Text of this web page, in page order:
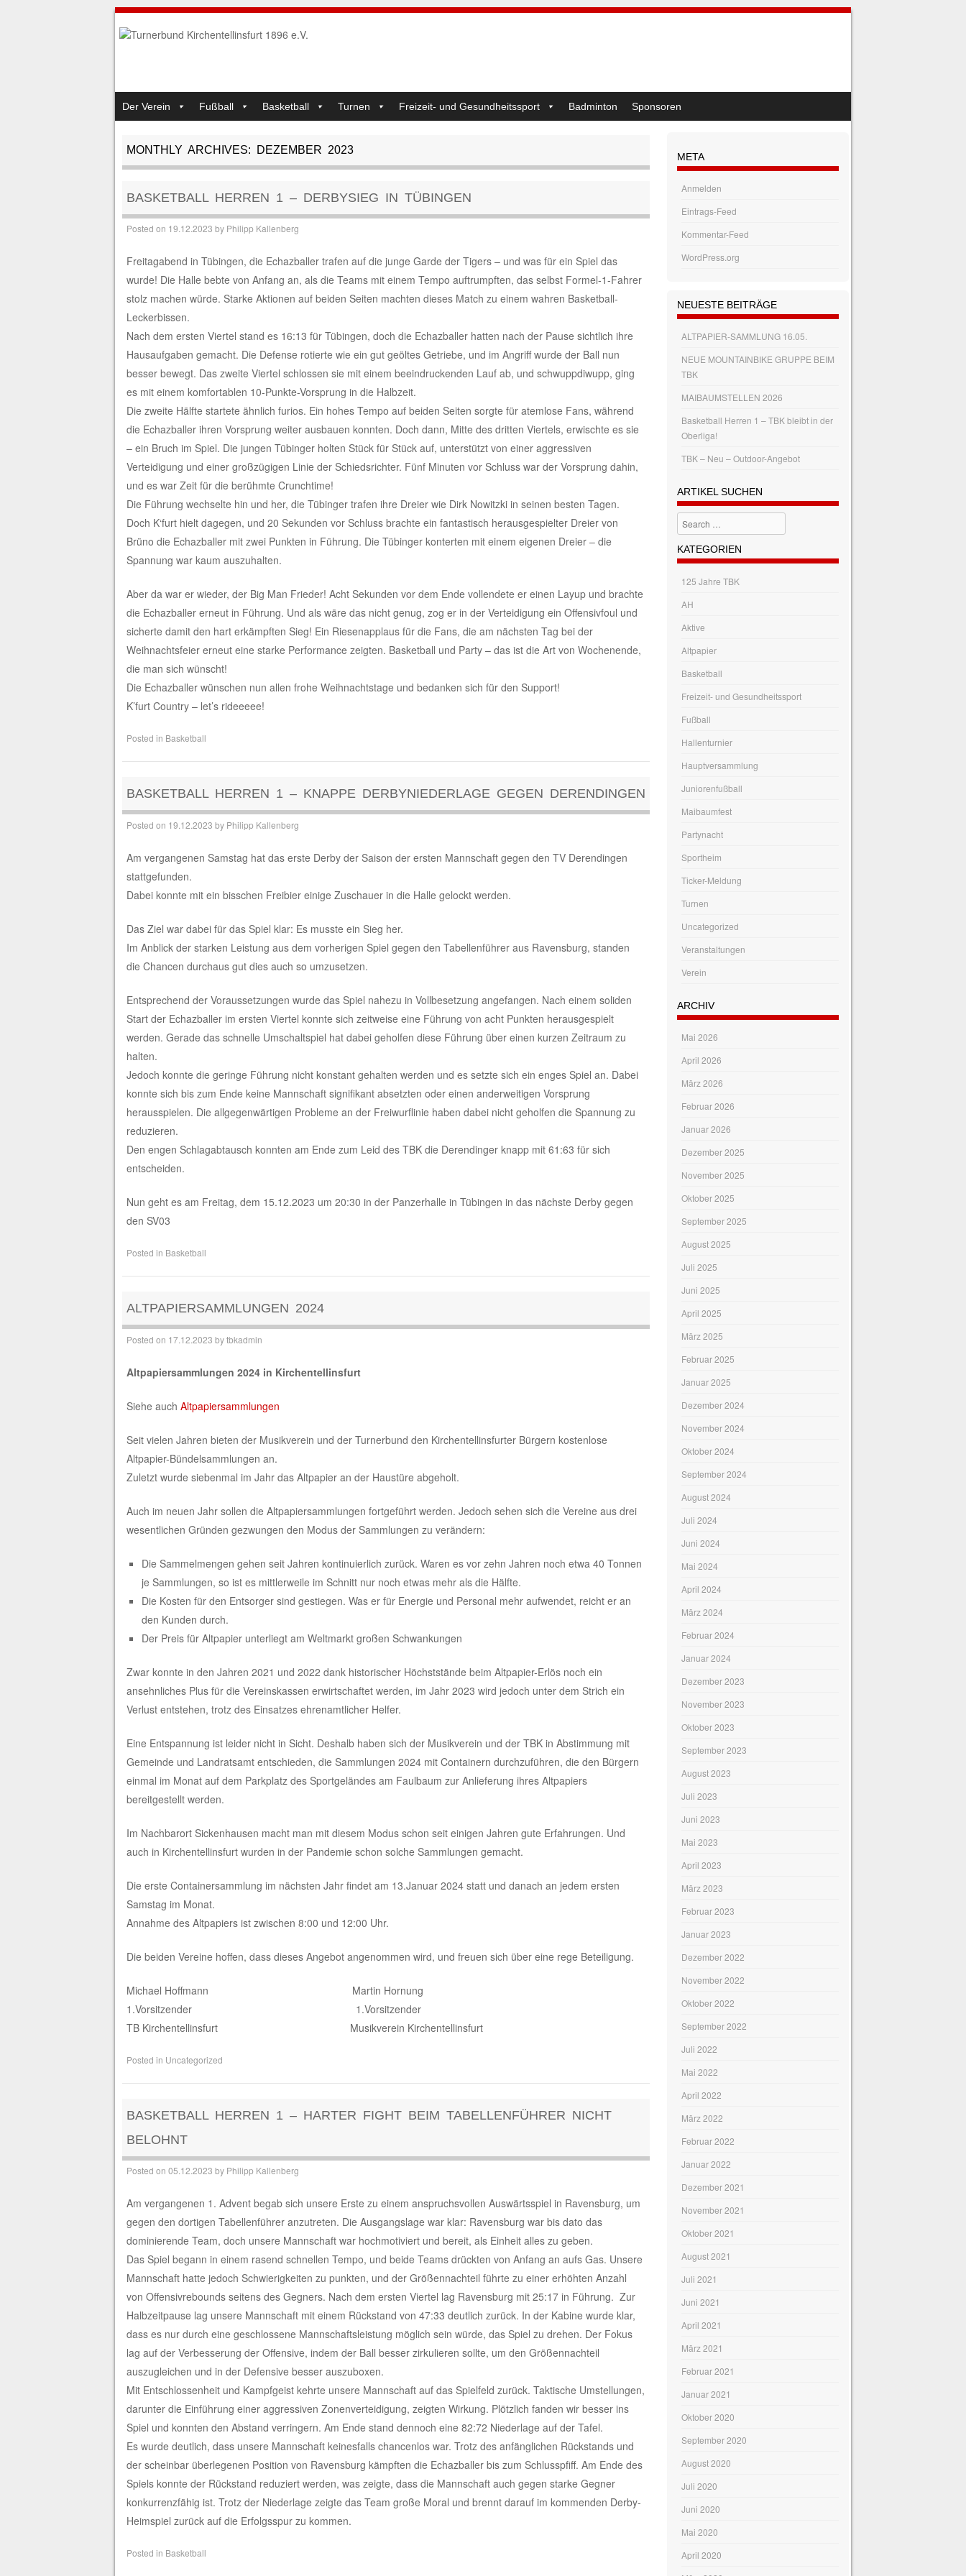
MENU
SKIP TO CONTENT
Der Verein Fußball Basketball Turnen Freizeit- und Gesundheitssport Badminton Sponsoren
MONTHLY ARCHIVES: DEZEMBER 2023
BASKETBALL HERREN 1 – DERBYSIEG IN TÜBINGEN
Posted on 19.12.2023 by Philipp Kallenberg
Freitagabend in Tübingen, die Echazballer trafen auf die junge Garde der Tigers – und was für ein Spiel das
wurde! Die Halle bebte von Anfang an, als die Teams mit einem Tempo auftrumpften, das selbst Formel-1-Fahrer
stolz machen würde. Starke Aktionen auf beiden Seiten machten dieses Match zu einem wahren Basketball-
Leckerbissen.
Nach dem ersten Viertel stand es 16:13 für Tübingen, doch die Echazballer hatten nach der Pause sichtlich ihre
Hausaufgaben gemacht. Die Defense rotierte wie ein gut geöltes Getriebe, und im Angriff wurde der Ball nun
besser bewegt. Das zweite Viertel schlossen sie mit einem beeindruckenden Lauf ab, und schwuppdiwupp, ging
es mit einem komfortablen 10-Punkte-Vorsprung in die Halbzeit.
Die zweite Hälfte startete ähnlich furios. Ein hohes Tempo auf beiden Seiten sorgte für atemlose Fans, während
die Echazballer ihren Vorsprung weiter ausbauen konnten. Doch dann, Mitte des dritten Viertels, erwischte es sie
– ein Bruch im Spiel. Die jungen Tübinger holten Stück für Stück auf, unterstützt von einer aggressiven
Verteidigung und einer großzügigen Linie der Schiedsrichter. Fünf Minuten vor Schluss war der Vorsprung dahin,
und es war Zeit für die berühmte Crunchtime!
Die Führung wechselte hin und her, die Tübinger trafen ihre Dreier wie Dirk Nowitzki in seinen besten Tagen.
Doch K‘furt hielt dagegen, und 20 Sekunden vor Schluss brachte ein fantastisch herausgespielter Dreier von
Brüno die Echazballer mit zwei Punkten in Führung. Die Tübinger konterten mit einem eigenen Dreier – die
Spannung war kaum auszuhalten.
Aber da war er wieder, der Big Man Frieder! Acht Sekunden vor dem Ende vollendete er einen Layup und brachte
die Echazballer erneut in Führung. Und als wäre das nicht genug, zog er in der Verteidigung ein Offensivfoul und
sicherte damit den hart erkämpften Sieg! Ein Riesenapplaus für die Fans, die am nächsten Tag bei der
Weihnachtsfeier erneut eine starke Performance zeigten. Basketball und Party – das ist die Art von Wochenende,
die man sich wünscht!
Die Echazballer wünschen nun allen frohe Weihnachtstage und bedanken sich für den Support!
K’furt Country – let’s rideeeee!
Posted in Basketball
BASKETBALL HERREN 1 – KNAPPE DERBYNIEDERLAGE GEGEN DERENDINGEN
Posted on 19.12.2023 by Philipp Kallenberg
Am vergangenen Samstag hat das erste Derby der Saison der ersten Mannschaft gegen den TV Derendingen
stattgefunden.
Dabei konnte mit ein bisschen Freibier einige Zuschauer in die Halle gelockt werden.
Das Ziel war dabei für das Spiel klar: Es musste ein Sieg her.
Im Anblick der starken Leistung aus dem vorherigen Spiel gegen den Tabellenführer aus Ravensburg, standen
die Chancen durchaus gut dies auch so umzusetzen.
Entsprechend der Voraussetzungen wurde das Spiel nahezu in Vollbesetzung angefangen. Nach einem soliden
Start der Echazballer im ersten Viertel konnte sich zeitweise eine Führung von acht Punkten herausgespielt
werden. Gerade das schnelle Umschaltspiel hat dabei geholfen diese Führung über einen kurzen Zeitraum zu
halten.
Jedoch konnte die geringe Führung nicht konstant gehalten werden und es setzte sich ein enges Spiel an. Dabei
konnte sich bis zum Ende keine Mannschaft signifikant absetzten oder einen anderweitigen Vorsprung
herausspielen. Die allgegenwärtigen Probleme an der Freiwurflinie haben dabei nicht geholfen die Spannung zu
reduzieren.
Den engen Schlagabtausch konnten am Ende zum Leid des TBK die Derendinger knapp mit 61:63 für sich
entscheiden.
Nun geht es am Freitag, dem 15.12.2023 um 20:30 in der Panzerhalle in Tübingen in das nächste Derby gegen
den SV03
Posted in Basketball
ALTPAPIERSAMMLUNGEN 2024
Posted on 17.12.2023 bytbkadmin
Altpapiersammlungen 2024 in Kirchentellinsfurt
Siehe auch Altpapiersammlungen
Seit vielen Jahren bieten der Musikverein und der Turnerbund den Kirchentellinsfurter Bürgern kostenlose
Altpapier-Bündelsammlungen an.
Zuletzt wurde siebenmal im Jahr das Altpapier an der Haustüre abgeholt.
Auch im neuen Jahr sollen die Altpapiersammlungen fortgeführt werden. Jedoch sehen sich die Vereine aus drei
wesentlichen Gründen gezwungen den Modus der Sammlungen zu verändern:
Die Sammelmengen gehen seit Jahren kontinuierlich zurück. Waren es vor zehn Jahren noch etwa 40 Tonnen
je Sammlungen, so ist es mittlerweile im Schnitt nur noch etwas mehr als die Hälfte.
Die Kosten für den Entsorger sind gestiegen. Was er für Energie und Personal mehr aufwendet, reicht er an
den Kunden durch.
Der Preis für Altpapier unterliegt am Weltmarkt großen Schwankungen
Zwar konnte in den Jahren 2021 und 2022 dank historischer Höchststände beim Altpapier-Erlös noch ein
ansehnliches Plus für die Vereinskassen erwirtschaftet werden, im Jahr 2023 wird jedoch unter dem Strich ein
Verlust entstehen, trotz des Einsatzes ehrenamtlicher Helfer.
Eine Entspannung ist leider nicht in Sicht. Deshalb haben sich der Musikverein und der TBK in Abstimmung mit
Gemeinde und Landratsamt entschieden, die Sammlungen 2024 mit Containern durchzuführen, die den Bürgern
einmal im Monat auf dem Parkplatz des Sportgeländes am Faulbaum zur Anlieferung ihres Altpapiers
bereitgestellt werden.
Im Nachbarort Sickenhausen macht man mit diesem Modus schon seit einigen Jahren gute Erfahrungen. Und
auch in Kirchentellinsfurt wurden in der Pandemie schon solche Sammlungen gemacht.
Die erste Containersammlung im nächsten Jahr findet am 13.Januar 2024 statt und danach an jedem ersten
Samstag im Monat.
Annahme des Altpapiers ist zwischen 8:00 und 12:00 Uhr.
Die beiden Vereine hoffen, dass dieses Angebot angenommen wird, und freuen sich über eine rege Beteiligung.
Michael Hoffmann Martin Hornung
1.Vorsitzender 1.Vorsitzender
TB Kirchentellinsfurt Musikverein Kirchentellinsfurt
Posted in Uncategorized
BASKETBALL HERREN 1 – HARTER FIGHT BEIM TABELLENFÜHRER NICHT
BELOHNT
Posted on 05.12.2023 by Philipp Kallenberg
Am vergangenen 1. Advent begab sich unsere Erste zu einem anspruchsvollen Auswärtsspiel in Ravensburg, um
gegen den dortigen Tabellenführer anzutreten. Die Ausgangslage war klar: Ravensburg war bis dato das
dominierende Team, doch unsere Mannschaft war hochmotiviert und bereit, als Einheit alles zu geben.
Das Spiel begann in einem rasend schnellen Tempo, und beide Teams drückten von Anfang an aufs Gas. Unsere
Mannschaft hatte jedoch Schwierigkeiten zu punkten, und der Größennachteil führte zu einer erhöhten Anzahl
von Offensivrebounds seitens des Gegners. Nach dem ersten Viertel lag Ravensburg mit 25:17 in Führung. Zur
Halbzeitpause lag unsere Mannschaft mit einem Rückstand von 47:33 deutlich zurück. In der Kabine wurde klar,
dass es nur durch eine geschlossene Mannschaftsleistung möglich sein würde, das Spiel zu drehen. Der Fokus
lag auf der Verbesserung der Offensive, indem der Ball besser zirkulieren sollte, um den Größennachteil
auszugleichen und in der Defensive besser auszuboxen.
Mit Entschlossenheit und Kampfgeist kehrte unsere Mannschaft auf das Spielfeld zurück. Taktische Umstellungen,
darunter die Einführung einer aggressiven Zonenverteidigung, zeigten Wirkung. Plötzlich fanden wir besser ins
Spiel und konnten den Abstand verringern. Am Ende stand dennoch eine 82:72 Niederlage auf der Tafel.
Es wurde deutlich, dass unsere Mannschaft keinesfalls chancenlos war. Trotz des anfänglichen Rückstands und
der scheinbar überlegenen Position von Ravensburg kämpften die Echazballer bis zum Schlusspfiff. Am Ende des
Spiels konnte der Rückstand reduziert werden, was zeigte, dass die Mannschaft auch gegen starke Gegner
konkurrenzfähig ist. Trotz der Niederlage zeigte das Team große Moral und brennt darauf im kommenden Derby-
Heimspiel zurück auf die Erfolgsspur zu kommen.
Posted in Basketball
META
Anmelden
Eintrags-Feed
Kommentar-Feed
WordPress.org
NEUESTE BEITRÄGE
ALTPAPIER-SAMMLUNG 16.05.
NEUE MOUNTAINBIKE GRUPPE BEIM
TBK
MAIBAUMSTELLEN 2026
Basketball Herren 1 – TBK bleibt in der
Oberliga!
TBK – Neu – Outdoor-Angebot
ARTIKEL SUCHEN
Search
KATEGORIEN
125 Jahre TBK
AH
Aktive
Altpapier
Basketball
Freizeit- und Gesundheitssport
Fußball
Hallenturnier
Hauptversammlung
Juniorenfußball
Maibaumfest
Partynacht
Sportheim
Ticker-Meldung
Turnen
Uncategorized
Veranstaltungen
Verein
ARCHIV
Mai 2026
April 2026
März 2026
Februar 2026
Januar 2026
Dezember 2025
November 2025
Oktober 2025
September 2025
August 2025
Juli 2025
Juni 2025
April 2025
März 2025
Februar 2025
Januar 2025
Dezember 2024
November 2024
Oktober 2024
September 2024
August 2024
Juli 2024
Juni 2024
Mai 2024
April 2024
März 2024
Februar 2024
Januar 2024
Dezember 2023
November 2023
Oktober 2023
September 2023
August 2023
Juli 2023
Juni 2023
Mai 2023
April 2023
März 2023
Februar 2023
Januar 2023
Dezember 2022
November 2022
Oktober 2022
September 2022
Juli 2022
Mai 2022
April 2022
März 2022
Februar 2022
Januar 2022
Dezember 2021
November 2021
Oktober 2021
August 2021
Juli 2021
Juni 2021
April 2021
März 2021
Februar 2021
Januar 2021
Oktober 2020
September 2020
August 2020
Juli 2020
Juni 2020
Mai 2020
April 2020